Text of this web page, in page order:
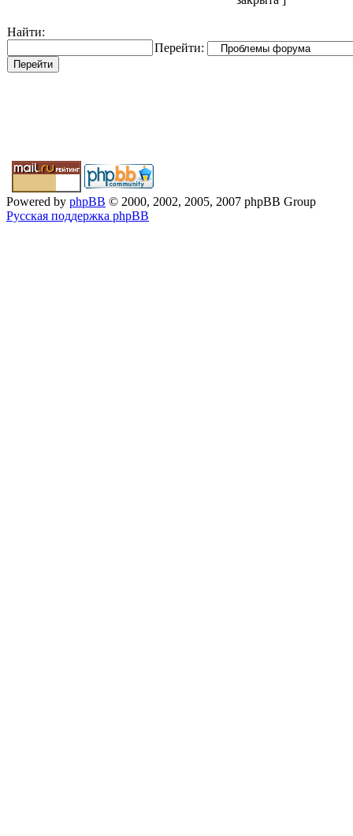
Найти:
Перейти:
Powered by phpBB © 2000, 2002, 2005, 2007 phpBB Group
Русская поддержка phpBB